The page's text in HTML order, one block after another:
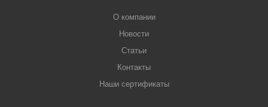
О компании
Новости
Статьи
Контакты
Наши сертификаты